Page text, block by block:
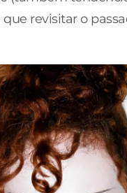
que revisitar o